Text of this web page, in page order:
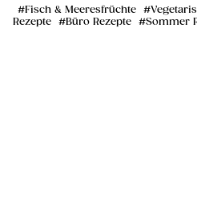
Fisch & Meeresfrüchte
Rezepte
Büro Rezepte Sommer